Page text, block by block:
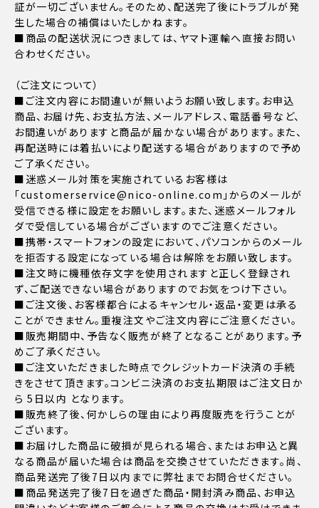
証が一切ございません。そのため、配送完了後にトラブルが発
生した場合の補償はいたしかねます。
■商品の配送状況につきましては、ヤマト運輸へ直接お問い
合わせください。
（ご注文について）
■ご注文内容にお間違いが無いようお願い致します。お申込
商品、お届け先、お支払方法、メールアドレス、電話番号など、
お間違いがありますと商品が届かない場合があります。また、
再配送時には着払いにより配送する場合がありますので予め
ご了承ください。
■迷惑メール対策を実施されているお客様は
「customerservice@nico-online.com」からのメールが
受信できる様に設定をお願いします。また、迷惑メールフォル
ダで受信している場合がございますのでご注意ください。
■携帯・スマートフォンの設定において、パソコンからのメール
を拒否する設定になっている場合は解除をお願い致します。
■注文時に機種依存文字を使用されますと正しく登録され
ず、ご配送できない場合がありますのでお気をつけ下さい。
■ご注文後、お客様都合によるキャンセル・返品・変更は承る
ことができません。重複注文やご注文内容にご注意ください。
■販売期間中、予告なく販売が終了となることがあります。予
めご了承ください。
■ご注文いただきました時点でクレジットカード決済の手続
きをさせて頂きます。コンビニ決済のお支払期限はご注文日か
ら 5日以内 となります。
■販売終了後、何かしらの理由により再度販売を行うことが
ございます。
■お届けした商品に破損が見られる場合、またはお申込と異
なる商品が届いた場合は商品を交換させていただきます。尚、
商品発送完了後7日以内までに弊社までお問合せください。
■商品発送完了後7日を過ぎた商品・開封済み商品、お申込